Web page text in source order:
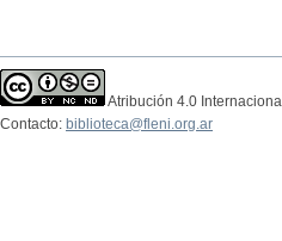
Atribución 4.0
Contacto: biblioteca@fleni.org.ar